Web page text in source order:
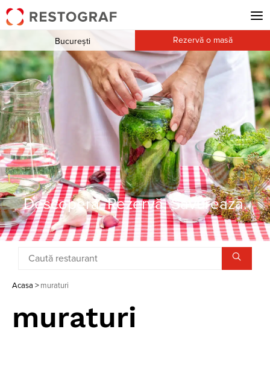
Descoperă. Rezervă. Savurează.
București Rezervă o masă
Acasa > muraturi
muraturi